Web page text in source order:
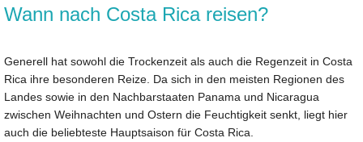
Wann nach Costa Rica reisen?
Generell hat sowohl die Trockenzeit als auch die Regenzeit in Costa
Rica ihre besonderen Reize. Da sich in den meisten Regionen des
Landes sowie in den Nachbarstaaten Panama und Nicaragua
zwischen Weihnachten und Ostern die Feuchtigkeit senkt, liegt hier
auch die beliebteste Hauptsaison für Costa Rica.